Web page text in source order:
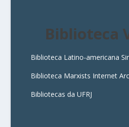
Biblioteca
Biblioteca Latino-americana
Biblioteca Marxists Internet
Bibliotecas da UFRJ